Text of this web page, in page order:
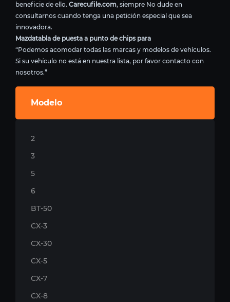
beneficie de ello. Carecufile.com, siempre No dude en
consultarnos cuando tenga una petición especial que sea
innovadora.
Mazdatabla de puesta a punto de chips para
“Podemos acomodar todas las marcas y modelos de vehículos.
Si su vehículo no está en nuestra lista, por favor contacto con
nosotros.”
Modelo
2
3
5
6
BT-50
CX-3
CX-30
CX-5
CX-7
CX-8